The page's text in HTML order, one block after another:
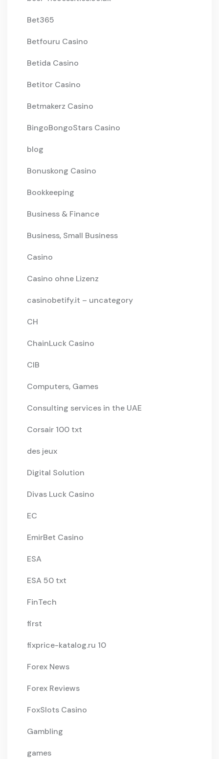
Bet365
Betfouru Casino
Betida Casino
Betitor Casino
Betmakerz Casino
BingoBongoStars Casino
blog
Bonuskong Casino
Bookkeeping
Business & Finance
Business, Small Business
Casino
Casino ohne Lizenz
casinobetify.it – uncategory
CH
ChainLuck Casino
CIB
Computers, Games
Consulting services in the UAE
Corsair 100 txt
des jeux
Digital Solution
Divas Luck Casino
EC
EmirBet Casino
ESA
ESA 50 txt
FinTech
first
fixprice-katalog.ru 10
Forex News
Forex Reviews
FoxSlots Casino
Gambling
games